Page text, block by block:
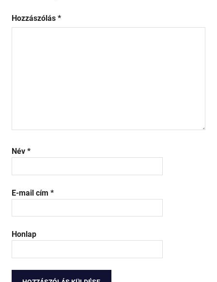
Hozzászólás *
Név *
E-mail cím *
Honlap